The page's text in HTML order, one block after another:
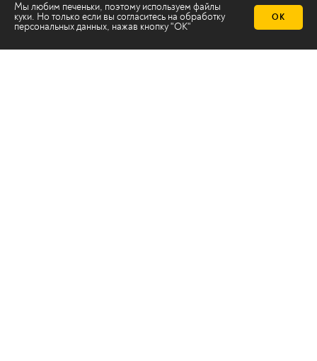
Мы любим печеньки, поэтому используем файлы
куки. Но только если вы согласитесь на обработку
персональных данных, нажав кнопку "ОК"
ОК